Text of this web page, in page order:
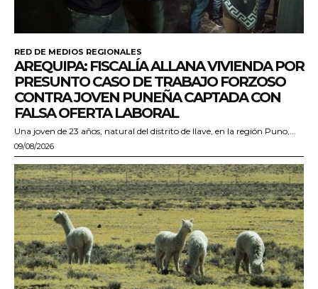
RED DE MEDIOS REGIONALES
AREQUIPA: FISCALÍA ALLANA VIVIENDA POR
PRESUNTO CASO DE TRABAJO FORZOSO
CONTRA JOVEN PUNEÑA CAPTADA CON
FALSA OFERTA LABORAL
Una joven de 23 años, natural del distrito de Ilave, en la región Puno,...
09/08/2026